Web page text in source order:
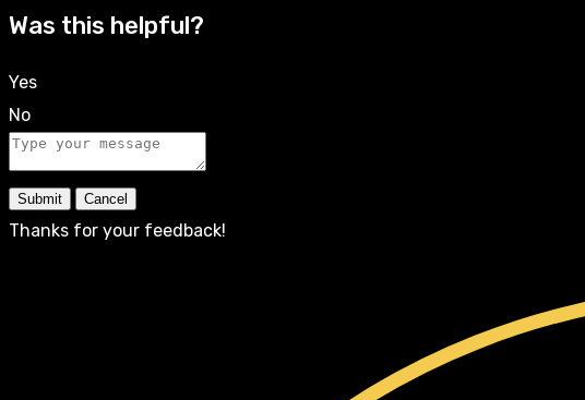
Was this helpful?
Yes
No
Submit Cancel
Thanks for your feedback!